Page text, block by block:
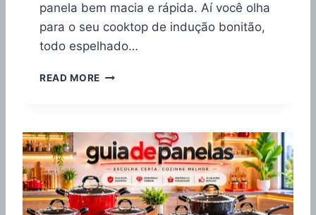
R
E
V
M
P
L
E
T
O
panela bem macia e rápida. Aí você olha
para o seu cooktop de indução bonitão,
todo espelhado…
READ MORE P
L
A
D
E
P
R